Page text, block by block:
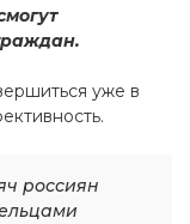
уже в
россиян